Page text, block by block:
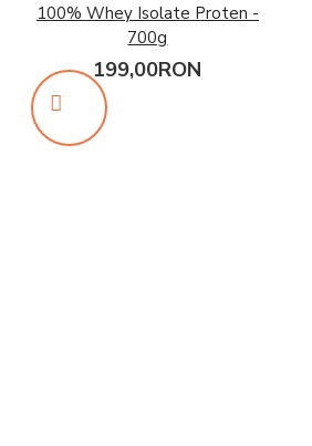
100% Whey Isolate Proten -
700g
199,00RON